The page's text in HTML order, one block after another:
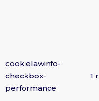
cookielawinfo-
checkbox-
performance
1